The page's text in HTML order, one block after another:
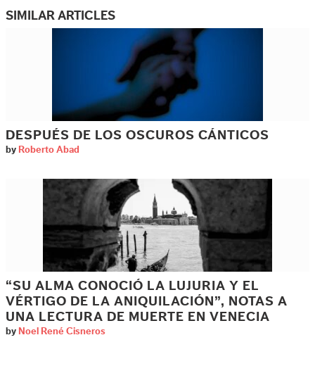
SIMILAR ARTICLES
DESPUÉS DE LOS OSCUROS CÁNTICOS
by Roberto Abad
“SU ALMA CONOCIÓ LA LUJURIA Y EL
VÉRTIGO DE LA ANIQUILACIÓN”, NOTAS A
UNA LECTURA DE MUERTE EN VENECIA
by Noel René Cisneros